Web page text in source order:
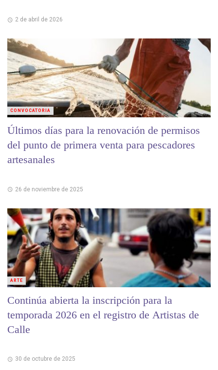
2 de abril de 2026
Últimos días para la renovación de permisos
del punto de primera venta para pescadores
artesanales
26 de noviembre de 2025
CONVOCATORIA
Continúa abierta la inscripción para la
temporada 2026 en el registro de Artistas de
Calle
30 de octubre de 2025
ARTE